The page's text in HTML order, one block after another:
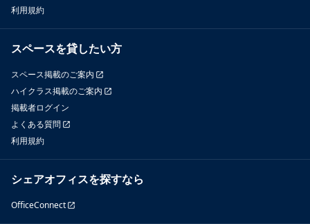
利用規約
スペースを貸したい方
スペース掲載のご案内
ハイクラス掲載のご案内
掲載者ログイン
よくある質問
利用規約
シェアオフィスを探すなら
OfficeConnect